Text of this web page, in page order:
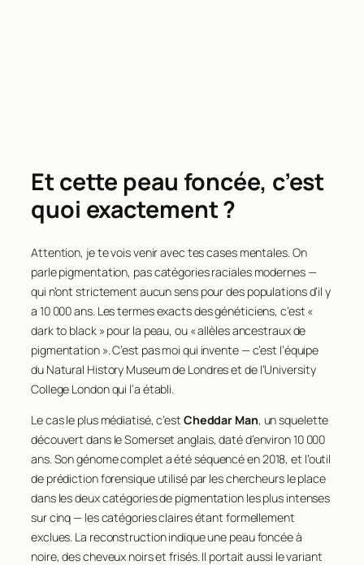
Et cette peau foncée, c’est
quoi exactement ?
Attention, je te vois venir avec tes cases mentales. On
parle pigmentation, pas catégories raciales modernes —
qui n’ont strictement aucun sens pour des populations d’il y
a 10 000 ans. Les termes exacts des généticiens, c’est «
dark to black » pour la peau, ou « allèles ancestraux de
pigmentation ». C’est pas moi qui invente — c’est l’équipe
du Natural History Museum de Londres et de l’University
College London qui l’a établi.
Le cas le plus médiatisé, c’est Cheddar Man, un squelette
découvert dans le Somerset anglais, daté d’environ 10 000
ans. Son génome complet a été séquencé en 2018, et l’outil
de prédiction forensique utilisé par les chercheurs le place
dans les deux catégories de pigmentation les plus intenses
sur cinq — les catégories claires étant formellement
exclues. La reconstruction indique une peau foncée à
noire, des cheveux noirs et frisés. Il portait aussi le variant